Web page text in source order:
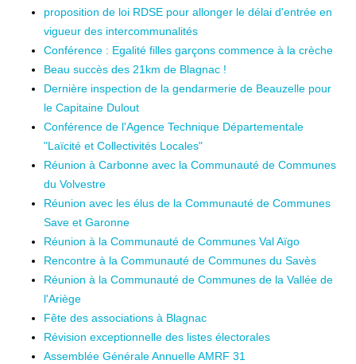
proposition de loi RDSE pour allonger le délai d'entrée en
vigueur des intercommunalités
Conférence : Egalité filles garçons commence à la crèche
Beau succès des 21km de Blagnac !
Dernière inspection de la gendarmerie de Beauzelle pour
le Capitaine Dulout
Conférence de l'Agence Technique Départementale
"Laïcité et Collectivités Locales"
Réunion à Carbonne avec la Communauté de Communes
du Volvestre
Réunion avec les élus de la Communauté de Communes
Save et Garonne
Réunion à la Communauté de Communes Val Aïgo
Rencontre à la Communauté de Communes du Savès
Réunion à la Communauté de Communes de la Vallée de
l'Ariège
Fête des associations à Blagnac
Révision exceptionnelle des listes électorales
Assemblée Générale Annuelle AMRF 31